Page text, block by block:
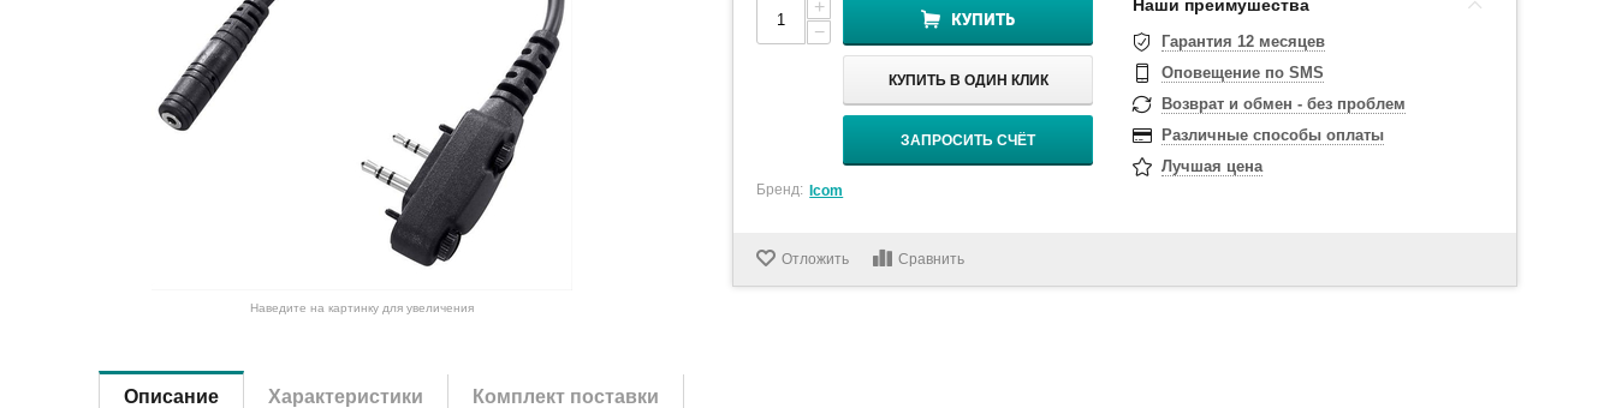
Наведите на картинку для увеличения
+
−
КУПИТЬ
КУПИТЬ В ОДИН КЛИК
ЗАПРОСИТЬ СЧЁТ
Бренд: Icom
Наши преимушества
Гарантия 12 месяцев
Оповещение по SMS
Возврат и обмен - без проблем
Различные способы оплаты
Лучшая цена
Отложить Сравнить
Описание Характеристики Комплект поставки